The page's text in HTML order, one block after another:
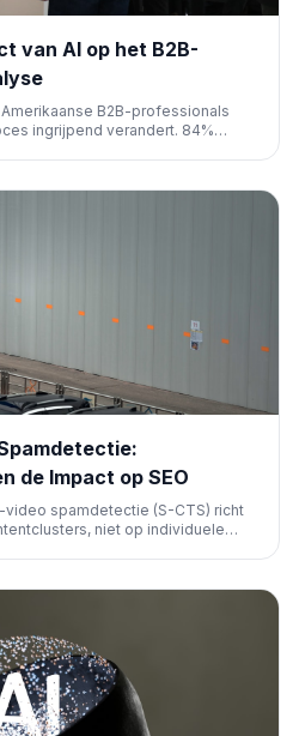
van AI op het B2B-
B2B-professionals
ingrijpend verandert. 84%
de Impact op SEO
video spamdetectie (S-CTS) richt
niet op individuele
waardevolle content.